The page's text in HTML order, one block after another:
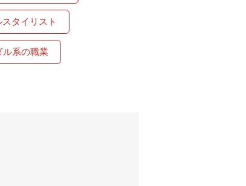
タイリスト
ル系の職業